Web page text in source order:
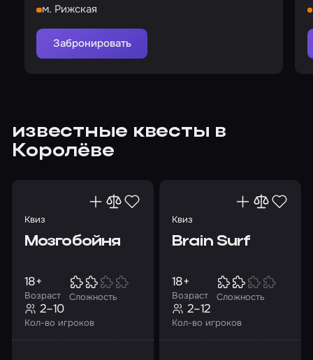
м. Рижская
Забронировать
известные квесты в
Королёве
Квиз
Мозгобойня
Возраст
18+
Сложность
Кол-во игроков
2–10
Квиз
Brain Surf
Возраст
18+
Сложность
Кол-во игроков
2–12